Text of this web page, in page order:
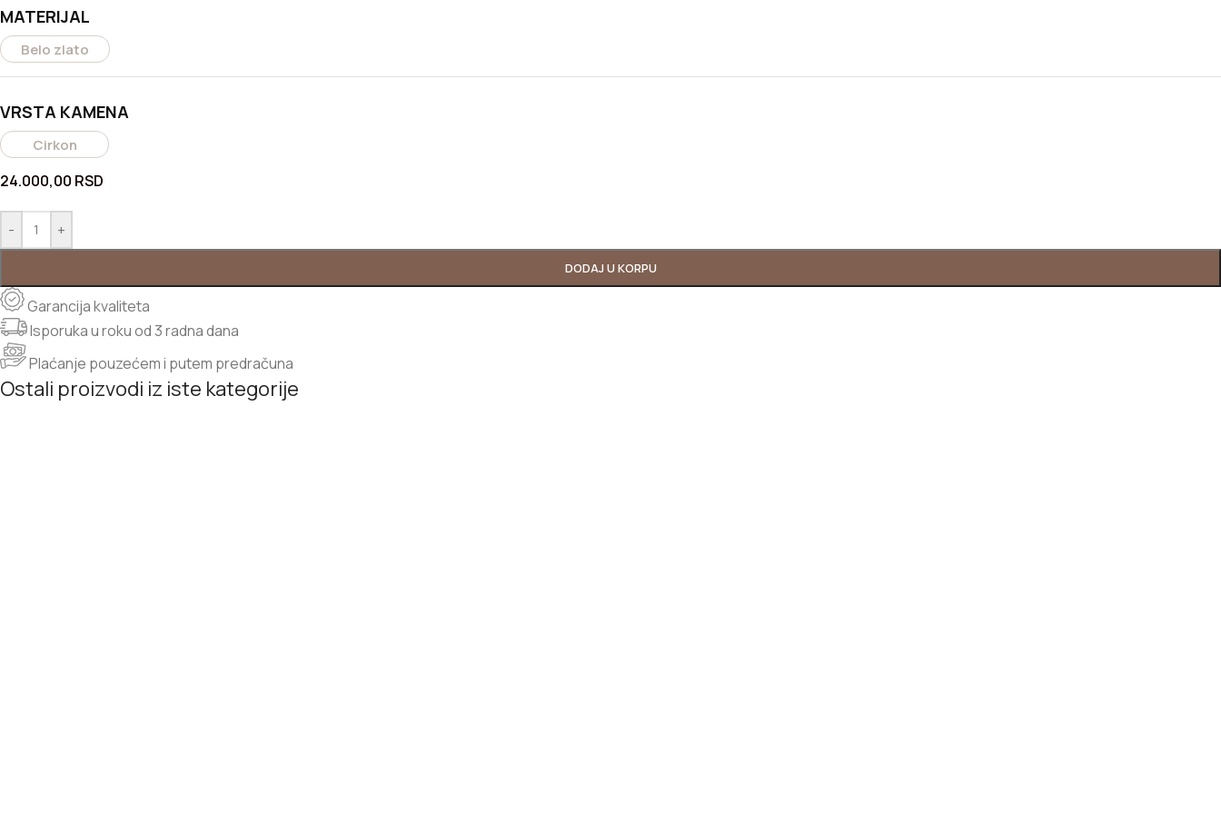
MATERIJAL
Belo zlato
VRSTA KAMENA
Cirkon
24.000,00 RSD
- +
DODAJ U KORPU
Garancija kvaliteta
Isporuka u roku od 3 radna dana
Plaćanje pouzećem i putem predračuna
Ostali proizvodi iz iste kategorije